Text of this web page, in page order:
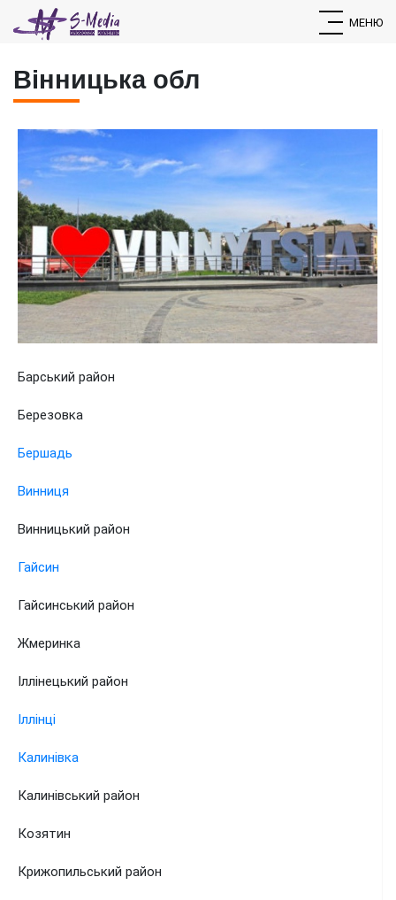
МЕНЮ
Вінницька обл
Барський район
Березовка
Бершадь
Винниця
Винницький район
Гайсин
Гайсинський район
Жмеринка
Іллінецький район
Іллінці
Калинівка
Калинівський район
Козятин
Крижопильський район